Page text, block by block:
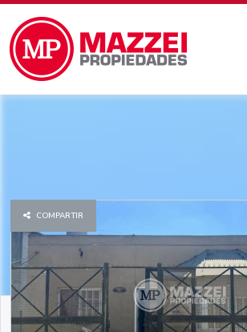
COMPARTIR